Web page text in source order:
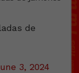
de
3, 2024